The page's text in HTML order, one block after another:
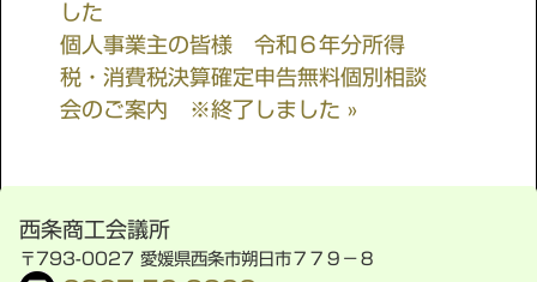
した
個人事業主の皆様 令和６年分所得
税・消費税決算確定申告無料個別相談
会のご案内 ※終了しました »
西条商工会議所
〒793-0027 愛媛県西条市朔日市７７９−８